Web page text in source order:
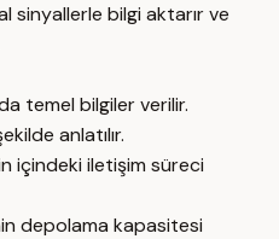
sinyallerle bilgi aktarır ve
temel bilgiler verilir.
anlatılır.
içindeki iletişim süreci
depolama kapasitesi